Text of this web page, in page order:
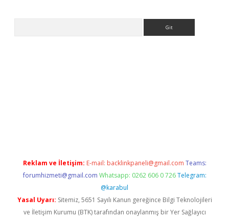
Reklam ve İletişim: E-mail: backlinkpaneli@gmail.com Teams:
forumhizmeti@gmail.com Whatsapp: 0262 606 0 726 Telegram:
@karabul
Yasal Uyarı: Sitemiz, 5651 Sayılı Kanun gereğince Bilgi Teknolojileri
ve İletişim Kurumu (BTK) tarafından onaylanmış bir Yer Sağlayıcı